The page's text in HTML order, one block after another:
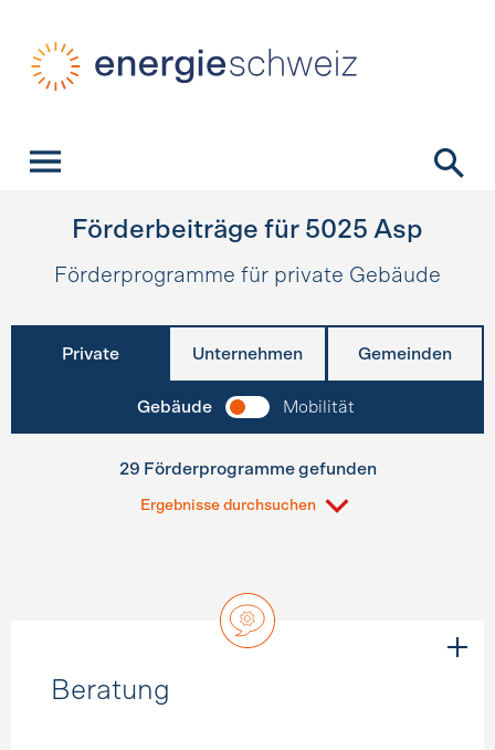
Förderbeiträge für 5025 Asp
Förderprogramme für private Gebäude
Private Unternehmen Gemeinden
Gebäude Mobilität
29 Förderprogramme gefunden
Ergebnisse durchsuchen
Beratung